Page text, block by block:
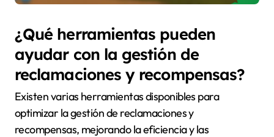
¿Qué herramientas pueden
ayudar con la gestión de
reclamaciones y recompensas?
Existen varias herramientas disponibles para
optimizar la gestión de reclamaciones y
recompensas, mejorando la eficiencia y las